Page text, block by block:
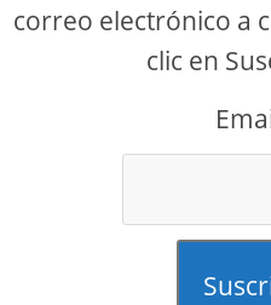
correo electrónico a
clic en